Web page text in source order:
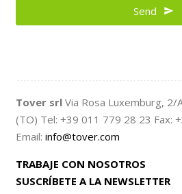
Send
Tover srl Via Rosa Luxemburg,
(TO) Tel: +39 011 779 28 23 Fax:
Email: info@tover.com
TRABAJE CON NOSOTROS
SUSCRÍBETE A LA NEWSLETTER